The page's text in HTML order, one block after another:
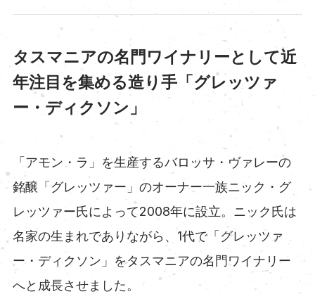
タスマニアの名門ワイナリーとして近
年注目を集める造り手「グレッツァ
ー・ディクソン」
「アモン・ラ」を生産するバロッサ・ヴァレーの
銘醸「グレッツァー」のオーナー一族ニック・グ
レッツァー氏によって2008年に設立。ニック氏は
名家の生まれでありながら、1代で「グレッツァ
ー・ディクソン」をタスマニアの名門ワイナリー
へと成長させました。